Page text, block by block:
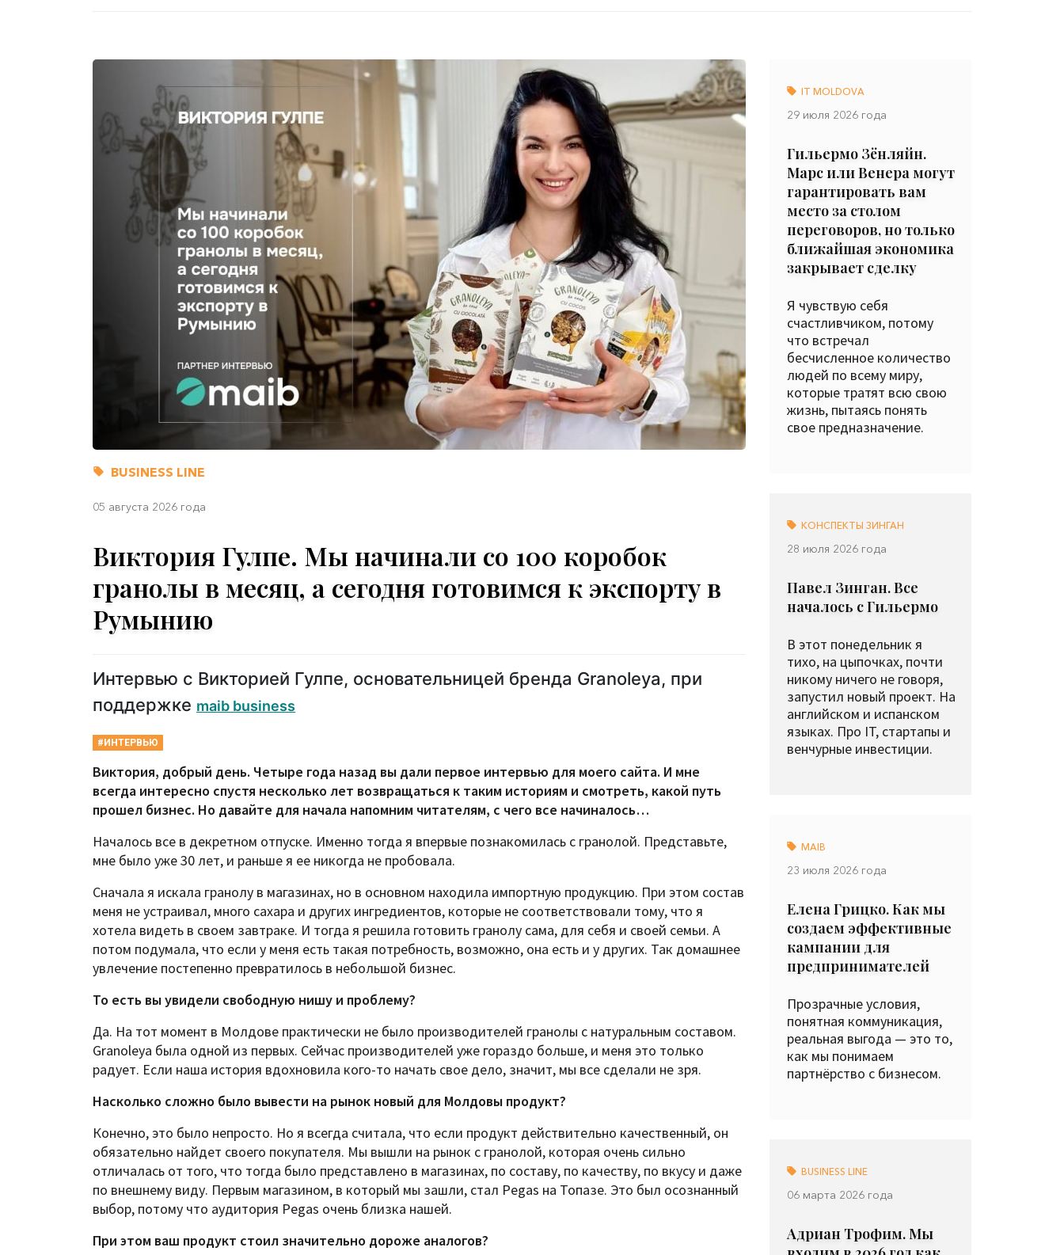
BUSINESS LINE
05 августа 2026 года
Виктория Гулпе. Мы начинали со 100 коробок
гранолы в месяц, а сегодня готовимся к экспорту в
Румынию
Интервью с Викторией Гулпе, основательницей бренда Granoleya, при
поддержке maib business
#ИНТЕРВЬЮ
Виктория, добрый день. Четыре года назад вы дали первое интервью для моего сайта. И мне
всегда интересно спустя несколько лет возвращаться к таким историям и смотреть, какой путь
прошел бизнес. Но давайте для начала напомним читателям, с чего все начиналось…
Началось все в декретном отпуске. Именно тогда я впервые познакомилась с гранолой. Представьте,
мне было уже 30 лет, и раньше я ее никогда не пробовала.
Сначала я искала гранолу в магазинах, но в основном находила импортную продукцию. При этом состав
меня не устраивал, много сахара и других ингредиентов, которые не соответствовали тому, что я
хотела видеть в своем завтраке. И тогда я решила готовить гранолу сама, для себя и своей семьи. А
потом подумала, что если у меня есть такая потребность, возможно, она есть и у других. Так домашнее
увлечение постепенно превратилось в небольшой бизнес.
То есть вы увидели свободную нишу и проблему?
Да. На тот момент в Молдове практически не было производителей гранолы с натуральным составом.
Granoleya была одной из первых. Сейчас производителей уже гораздо больше, и меня это только
радует. Если наша история вдохновила кого-то начать свое дело, значит, мы все сделали не зря.
Насколько сложно было вывести на рынок новый для Молдовы продукт?
Конечно, это было непросто. Но я всегда считала, что если продукт действительно качественный, он
обязательно найдет своего покупателя. Мы вышли на рынок с гранолой, которая очень сильно
отличалась от того, что тогда было представлено в магазинах, по составу, по качеству, по вкусу и даже
по внешнему виду. Первым магазином, в который мы зашли, стал Pegas на Топазе. Это был осознанный
выбор, потому что аудитория Pegas очень близка нашей.
При этом ваш продукт стоил значительно дороже аналогов?
IT MOLDOVA
29 июля 2026 года
Гильермо Зёнляйн.
Марс или Венера могут
гарантировать вам
место за столом
переговоров, но только
ближайшая экономика
закрывает сделку
Я чувствую себя
счастливчиком, потому
что встречал
бесчисленное количество
людей по всему миру,
которые тратят всю свою
жизнь, пытаясь понять
свое предназначение.
КОНСПЕКТЫ ЗИНГАН
28 июля 2026 года
Павел Зинган. Все
началось с Гильермо
В этот понедельник я
тихо, на цыпочках, почти
никому ничего не говоря,
запустил новый проект. На
английском и испанском
языках. Про IT, стартапы и
венчурные инвестиции.
MAIB
23 июля 2026 года
Елена Грицко. Как мы
создаем эффективные
кампании для
предпринимателей
Прозрачные условия,
понятная коммуникация,
реальная выгода — это то,
как мы понимаем
партнёрство с бизнесом.
BUSINESS LINE
06 марта 2026 года
Адриан Трофим. Мы